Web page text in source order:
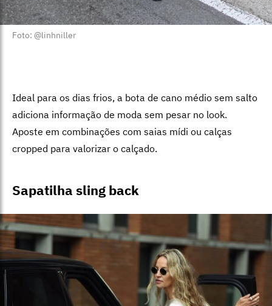
Foto: @linhniller
Ideal para os dias frios, a bota de cano médio sem salto
adiciona informação de moda sem pesar no look.
Aposte em combinações com saias mídi ou calças
cropped para valorizar o calçado.
Sapatilha sling back